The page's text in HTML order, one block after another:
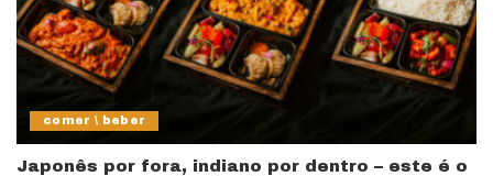
comer \ beber
Japonês por fora, indiano por dentro – este é o